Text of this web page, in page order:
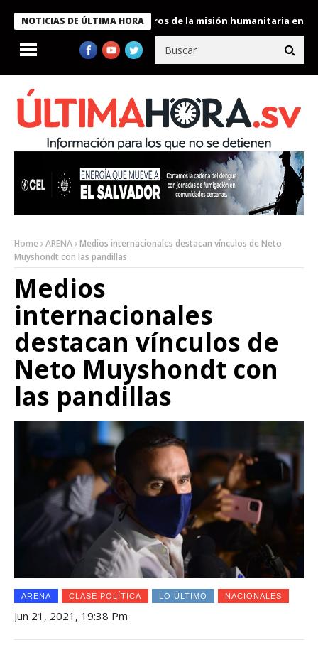
NOTICIAS DE ÚLTIMA HORA
condecora a miembros de la misión humanitaria enviada a
Home ARENA Medios internacionales destacan vínculos de Neto
Muyshondt con las pandillas
Medios
internacionales
destacan vínculos de
Neto Muyshondt con
las pandillas
ARENA CLASE POLÍTICA LO ÚLTIMO NACIONALES
Jun 21, 2021, 19:38 Pm